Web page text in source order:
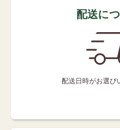
配送に
配送日時がお選び